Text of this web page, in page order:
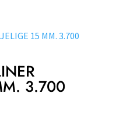
3.700